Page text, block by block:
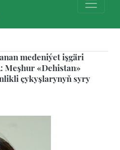
medeniýet işgäri
Meşhur «Dehistan»
çykyşlarynyň syry